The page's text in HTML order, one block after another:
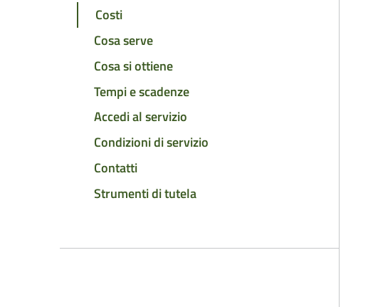
Costi
Cosa serve
Cosa si ottiene
Tempi e scadenze
Accedi al servizio
Condizioni di servizio
Contatti
Strumenti di tutela